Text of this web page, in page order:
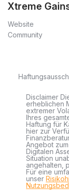
Xtreme
Website
Community
Disclaimer
erheblichen
extremer
Ihres
Haftung für
hier zur
Angebot
Digitalen
Situation
angehalten,
Für eine
unser